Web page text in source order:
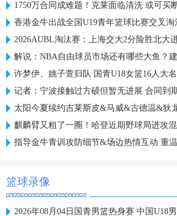
1750万合同成难题！克莱面临清洗 或可买
香港金牛出战全国U19青年篮球比赛交叉淘汰
2026AUBL淘汰赛：上海交大2分险胜北大
解说：NBA自由球员市场还有哪些大鱼？建议
许梦伊、姚子萱归队 国青U18女篮16人大
记者：宁波接触过方硕但暂无进展 合同到
太阳今夏续约吉莱斯皮&马威&古德温&狄
麒麟臂又粗了一圈！哈登近期野球局进攻
指导金牛青训攻防细节&场边热情互动 重温
篮球录像
2026年08月04日国青男篮热身赛 中国U18男篮 - 加拿